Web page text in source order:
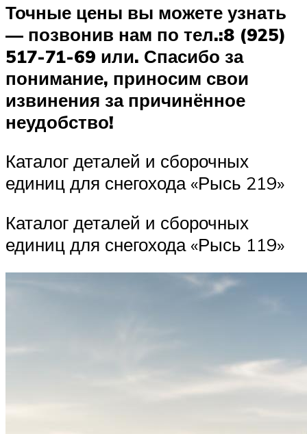
Точные цены вы можете узнать
— позвонив нам по тел.:8 (925)
517-71-69 или. Спасибо за
понимание, приносим свои
извинения за причинённое
неудобство!
Каталог деталей и сборочных
единиц для снегохода «Рысь 219»
Каталог деталей и сборочных
единиц для снегохода «Рысь 119»